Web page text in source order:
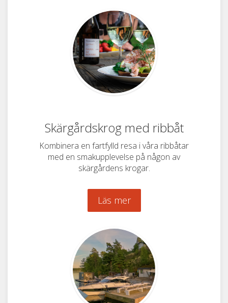
Skärgårdskrog med ribbåt
Kombinera en fartfylld resa i våra ribbåtar
med en smakupplevelse på någon av
skärgårdens krogar.
Läs mer